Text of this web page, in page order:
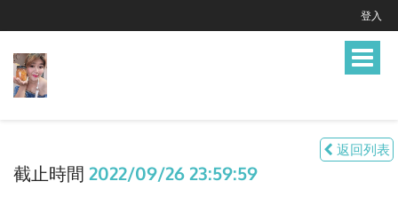
登入
Toggle
返回列表
截止時間 2022/09/26 23:59:59